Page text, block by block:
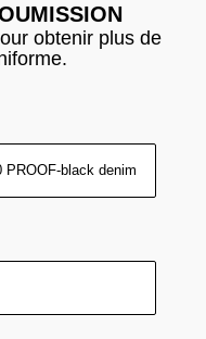
obtenir plus de